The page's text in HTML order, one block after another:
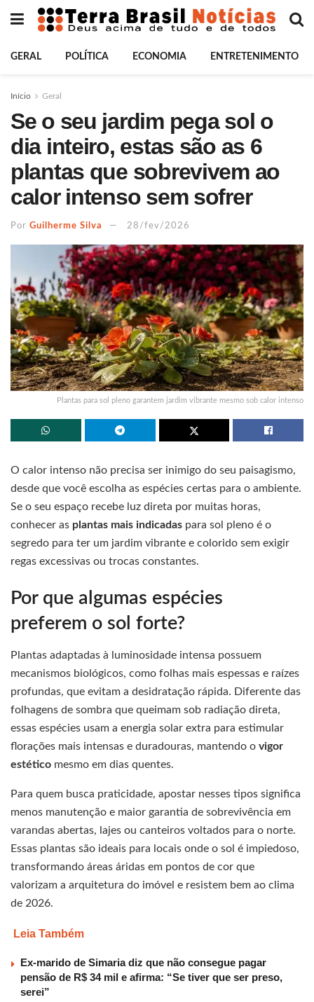
GERAL POLÍTICA ECONOMIA ENTRETENIMENTO
Início Geral
Se o seu jardim pega sol o
dia inteiro, estas são as 6
plantas que sobrevivem ao
calor intenso sem sofrer
Por Guilherme Silva 28/fev/2026
Plantas para sol pleno garantem jardim vibrante mesmo sob calor intenso
O calor intenso não precisa ser inimigo do seu paisagismo,
desde que você escolha as espécies certas para o ambiente.
Se o seu espaço recebe luz direta por muitas horas,
conhecer as plantas mais indicadas para sol pleno é o
segredo para ter um jardim vibrante e colorido sem exigir
regas excessivas ou trocas constantes.
Por que algumas espécies
preferem o sol forte?
Plantas adaptadas à luminosidade intensa possuem
mecanismos biológicos, como folhas mais espessas e raízes
profundas, que evitam a desidratação rápida. Diferente das
folhagens de sombra que queimam sob radiação direta,
essas espécies usam a energia solar extra para estimular
florações mais intensas e duradouras, mantendo o vigor
estético mesmo em dias quentes.
Para quem busca praticidade, apostar nesses tipos significa
menos manutenção e maior garantia de sobrevivência em
varandas abertas, lajes ou canteiros voltados para o norte.
Essas plantas são ideais para locais onde o sol é impiedoso,
transformando áreas áridas em pontos de cor que
valorizam a arquitetura do imóvel e resistem bem ao clima
de 2026.
Leia Também
Ex-marido de Simaria diz que não consegue pagar
pensão de R$ 34 mil e afirma: “Se tiver que ser preso,
serei”